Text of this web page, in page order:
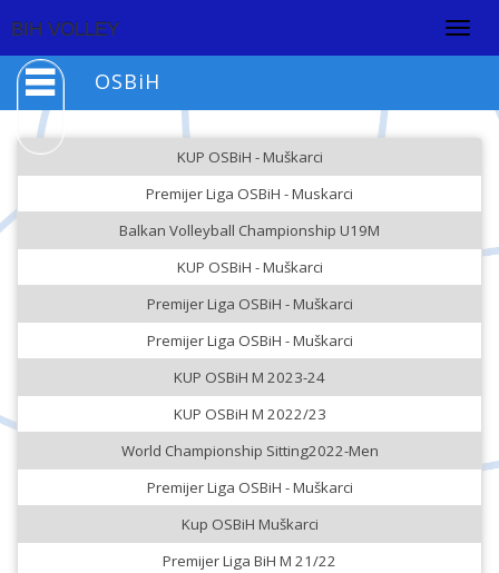
BIH VOLLEY
OSBiH
KUP OSBiH - Muškarci
Premijer Liga OSBiH - Muskarci
Balkan Volleyball Championship U19M
KUP OSBiH - Muškarci
Premijer Liga OSBiH - Muškarci
Premijer Liga OSBiH - Muškarci
KUP OSBiH M 2023-24
KUP OSBiH M 2022/23
World Championship Sitting2022-Men
Premijer Liga OSBiH - Muškarci
Kup OSBiH Muškarci
Premijer Liga BiH M 21/22